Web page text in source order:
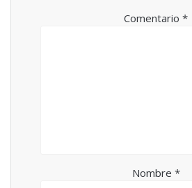
Comentario *
Nombre *